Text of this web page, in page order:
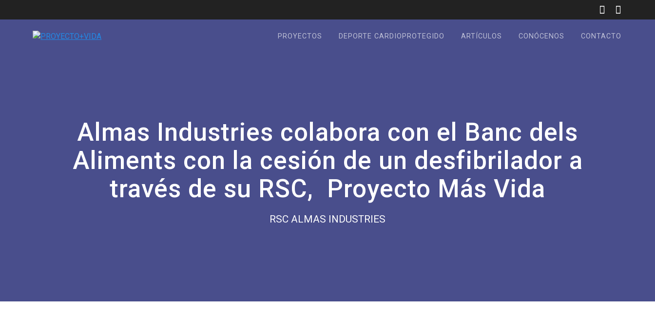
PROYECTOS DEPORTE CARDIOPROTEGIDO ARTÍCULOS CONÓCENOS CONTACTO
Almas Industries colabora con el Banc dels
Aliments con la cesión de un desfibrilador a
través de su RSC, Proyecto Más Vida
RSC ALMAS INDUSTRIES